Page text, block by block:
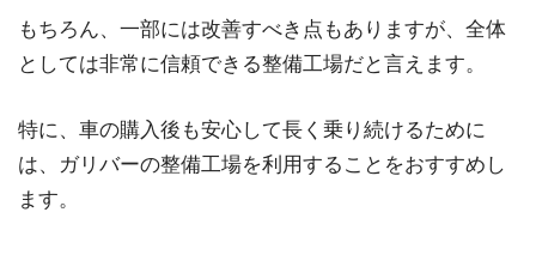
もちろん、一部には改善すべき点もありますが、全体
としては非常に信頼できる整備工場だと言えます。
特に、車の購入後も安心して長く乗り続けるために
は、ガリバーの整備工場を利用することをおすすめし
ます。